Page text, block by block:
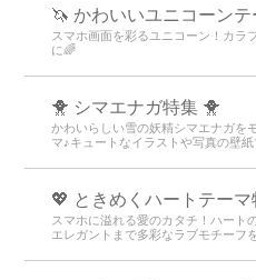
🦄 かわいいユニコーンテ
スマホ画面を彩るユニコーン！カラ
に🌈
🐥 シマエナガ特集 🐥
かわいらしい雪の妖精シマエナガを
マ♪キュートなイラストや写真の壁
💖 ときめくハートテーマ
スマホに溢れる愛のカタチ！ハート
エレガントまで多彩なラブモチーフ